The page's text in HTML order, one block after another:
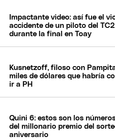
Impactante video: así fue el
accidente de un piloto del
durante la final en Toay
Kusnetzoff, filoso con
miles de dólares que habría
ir a PH
Quini 6: estos son los
del millonario premio del
aniversario